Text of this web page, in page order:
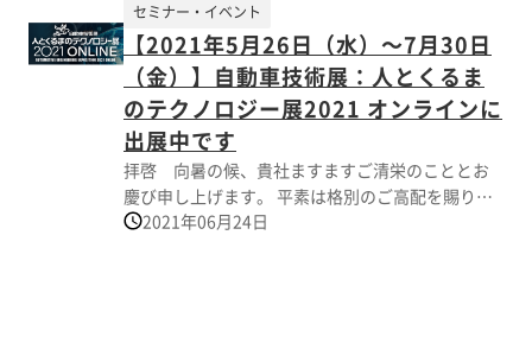
ております。
れました。 弊社のある岡山県は、桃やぶどうなど
果樹栽培が盛んな一方、品質の高い米も産出して
いることをご存じでしょうか。 温暖な気候と晴れ
の国とも呼ばれる日照量、三大河川の豊かな水を
いただいて、良質の米づくり、県米として親しま
れている朝日米は、昔からすし飯用に重宝され、
こしひかりのルーツとされています。 今回、備中
県民局農林水産事業部（新見農業普及指導センタ
ー）様らと共に、IoT技術を活用した遠隔監視シス
【2021年5月26日（水）～7月30日
（金）】自動車技術展：人とくるま
のテクノロジー展2021 オンラインに
出展中です
セミナー・イベント
拝啓 向暑の候、貴社ますますご清栄のこととお
慶び申し上げます。 平素は格別のご高配を賜り厚
く御礼申し上げます。 さて、自動車技術展：人と
2021年06月24日